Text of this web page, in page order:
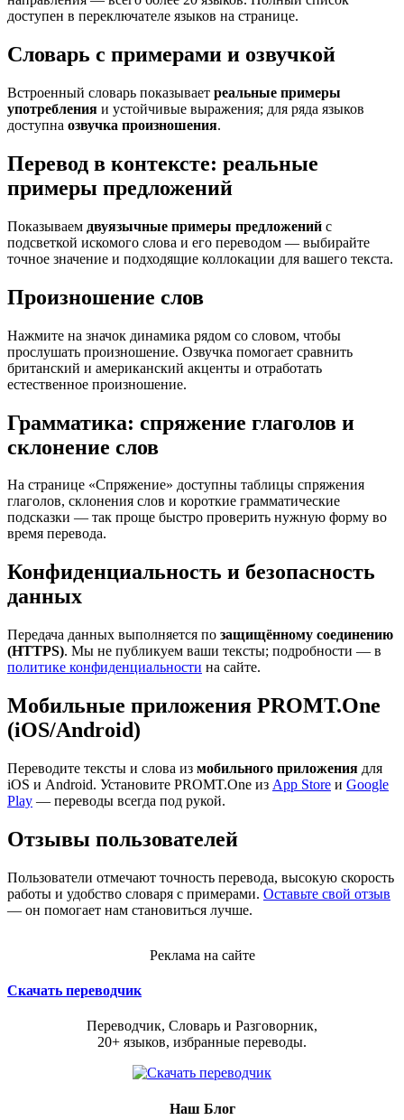
доступен в переключателе языков на странице.
Словарь с примерами и озвучкой
Встроенный словарь показывает реальные примеры
употребления и устойчивые выражения; для ряда языков
доступна озвучка произношения.
Перевод в контексте: реальные
примеры предложений
Показываем двуязычные примеры предложений с
подсветкой искомого слова и его переводом — выбирайте
точное значение и подходящие коллокации для вашего текста.
Произношение слов
Нажмите на значок динамика рядом со словом, чтобы
прослушать произношение. Озвучка помогает сравнить
британский и американский акценты и отработать
естественное произношение.
Грамматика: спряжение глаголов и
склонение слов
На странице «Спряжение» доступны таблицы спряжения
глаголов, склонения слов и короткие грамматические
подсказки — так проще быстро проверить нужную форму во
время перевода.
Конфиденциальность и безопасность
данных
Передача данных выполняется по защищённому соединению
(HTTPS). Мы не публикуем ваши тексты; подробности — в
политике конфиденциальности на сайте.
Мобильные приложения PROMT.One
(iOS/Android)
Переводите тексты и слова из мобильного приложения для
iOS и Android. Установите PROMT.One из App Store и Google
Play — переводы всегда под рукой.
Отзывы пользователей
Пользователи отмечают точность перевода, высокую скорость
работы и удобство словаря с примерами. Оставьте свой отзыв
— он помогает нам становиться лучше.
Реклама на сайте
Скачать переводчик
Переводчик, Словарь и Разговорник,
20+ языков, избранные переводы.
Наш Блог